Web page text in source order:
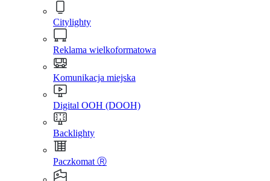
Citylighty
Reklama wielkoformatowa
Komunikacja miejska
Digital OOH (DOOH)
Backlighty
Paczkomat Ⓡ